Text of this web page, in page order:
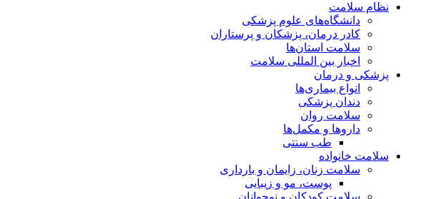
نظام سلامت
دانشگاه‌های علوم پزشکی
کادر درمان، پزشکان و پرستاران
سلامت استان‌ها
اخبار بین المللی سلامت
پزشکی و درمان
انواع بیماری‌ها
دندان پزشکی
سلامت روان
داروها و مکمل‌ها
طب سنتی
سلامت خانواده
سلامت زنان، زایمان و بارداری
پوست، مو و زیبایی